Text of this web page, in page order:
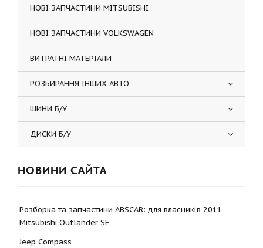
НОВІ ЗАПЧАСТИНИ MITSUBISHI
НОВІ ЗАПЧАСТИНИ VOLKSWAGEN
ВИТРАТНІ МАТЕРІАЛИ
РОЗБИРАННЯ ІНШИХ АВТО
ШИНИ Б/У
ДИСКИ Б/У
НОВИНИ САЙТА
Розборка та запчастини ABSCAR: для власників 2011
Mitsubishi Outlander SE
Jeep Compass